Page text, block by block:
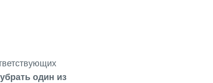
убрать один из